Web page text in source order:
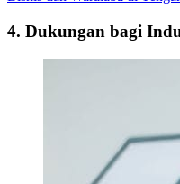
4. Dukungan bagi